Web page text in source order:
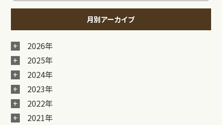
月別アーカイブ
2026年
2025年
2024年
2023年
2022年
2021年